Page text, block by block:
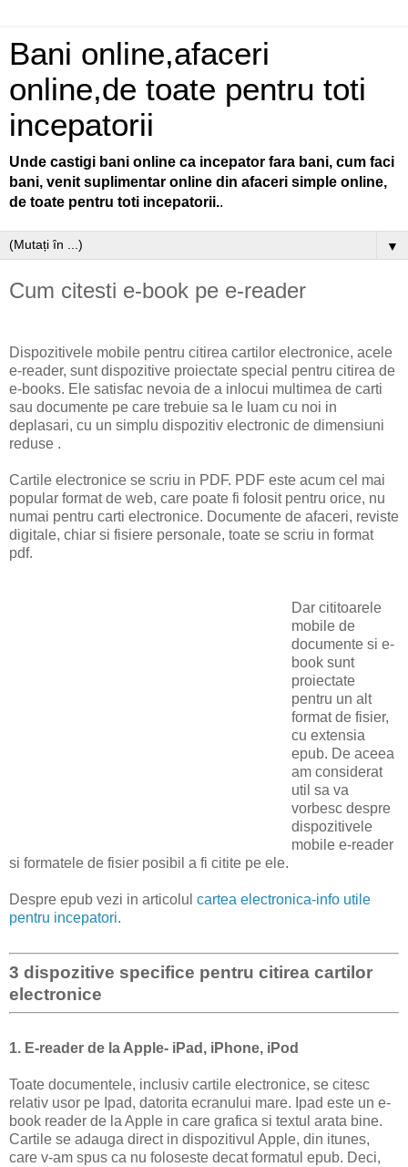
Bani online,afaceri
online,de toate pentru toti
incepatorii
Unde castigi bani online ca incepator fara bani, cum faci
bani, venit suplimentar online din afaceri simple online,
de toate pentru toti incepatorii..
▼
Cum citesti e-book pe e-reader
Dispozitivele mobile pentru citirea cartilor electronice, acele
e-reader, sunt dispozitive proiectate special pentru citirea de
e-books. Ele satisfac nevoia de a inlocui multimea de carti
sau documente pe care trebuie sa le luam cu noi in
deplasari, cu un simplu dispozitiv electronic de dimensiuni
reduse .
Cartile electronice se scriu in PDF. PDF este acum cel mai
popular format de web, care poate fi folosit pentru orice, nu
numai pentru carti electronice. Documente de afaceri, reviste
digitale, chiar si fisiere personale, toate se scriu in format
pdf.
Dar cititoarele
mobile de
documente si e-
book sunt
proiectate
pentru un alt
format de fisier,
cu extensia
epub. De aceea
am considerat
util sa va
vorbesc despre
dispozitivele
mobile e-reader
si formatele de fisier posibil a fi citite pe ele.
Despre epub vezi in articolul cartea electronica-info utile
pentru incepatori.
3 dispozitive specifice pentru citirea cartilor
electronice
1. E-reader de la Apple- iPad, iPhone, iPod
Toate documentele, inclusiv cartile electronice, se citesc
relativ usor pe Ipad, datorita ecranului mare. Ipad este un e-
book reader de la Apple in care grafica si textul arata bine.
Cartile se adauga direct in dispozitivul Apple, din itunes,
care v-am spus ca nu foloseste decat formatul epub. Deci,